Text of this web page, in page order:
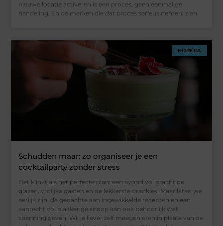
nieuwe locatie activeren is een proces, geen eenmalige
handeling. En de merken die dat proces serieus nemen, zien
HORECA
Schudden maar: zo organiseer je een
cocktailparty zonder stress
Het klinkt als het perfecte plan: een avond vol prachtige
glazen, vrolijke gasten en de lekkerste drankjes. Maar laten we
eerlijk zijn, de gedachte aan ingewikkelde recepten en een
aanrecht vol plakkerige siroop kan ook behoorlijk wat
spanning geven. Wil je liever zelf meegenieten in plaats van de